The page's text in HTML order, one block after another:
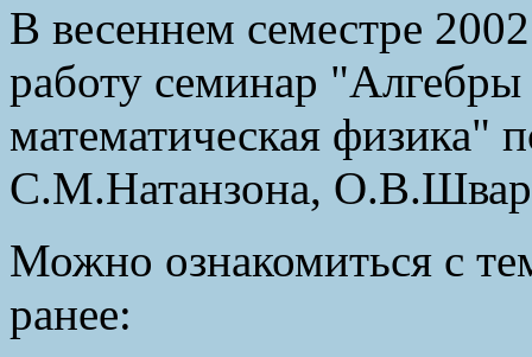
В весеннем семестре
работу семинар
математическая физика"
С.М.Натанзона,
Можно ознакомиться с
ранее: